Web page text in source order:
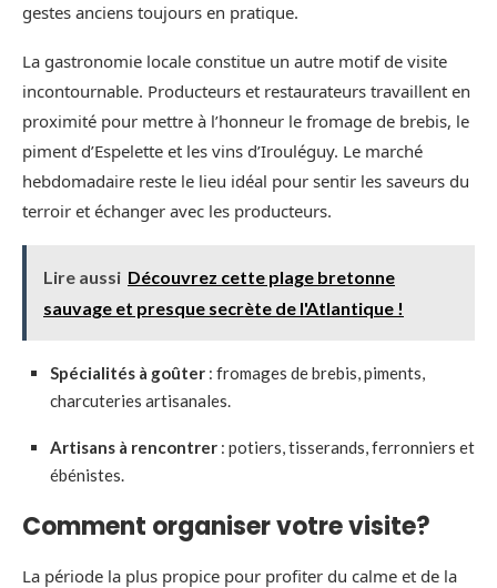
gestes anciens toujours en pratique.
La gastronomie locale constitue un autre motif de visite
incontournable. Producteurs et restaurateurs travaillent en
proximité pour mettre à l’honneur le fromage de brebis, le
piment d’Espelette et les vins d’Irouléguy. Le marché
hebdomadaire reste le lieu idéal pour sentir les saveurs du
terroir et échanger avec les producteurs.
Lire aussi Découvrez cette plage bretonne
sauvage et presque secrète de l'Atlantique !
Spécialités à goûter : fromages de brebis, piments,
charcuteries artisanales.
Artisans à rencontrer : potiers, tisserands, ferronniers et
ébénistes.
Comment organiser votre visite?
La période la plus propice pour profiter du calme et de la